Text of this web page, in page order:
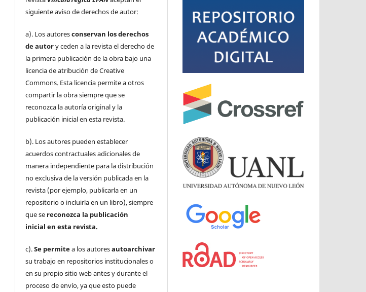
siguiente aviso de derechos de autor:
a). Los autoresconservan los derechos
de autory ceden a la revista el derecho de
la primera publicación de la obra bajo una
licencia de atribución de Creative
Commons. Esta licencia permite a otros
compartir la obra siempre que se
reconozca la autoría original y la
publicación inicial en esta revista.
b). Los autores pueden establecer
acuerdos contractuales adicionales de
manera independiente para la distribución
no exclusiva de la versión publicada en la
revista (por ejemplo, publicarla en un
repositorio o incluirla en un libro), siempre
que se reconozca la publicación
inicial en esta revista.
c).Se permitea los autoresautoarchivar
su trabajo en repositorios institucionales o
en su propio sitio web antes y durante el
proceso de envío, ya que esto puede